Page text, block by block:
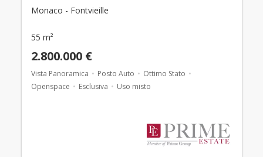
Monaco - Fontvieille
55 m²
2.800.000 €
Vista Panoramica Posto Auto
Ottimo Stato
Openspace
Esclusiva Uso misto